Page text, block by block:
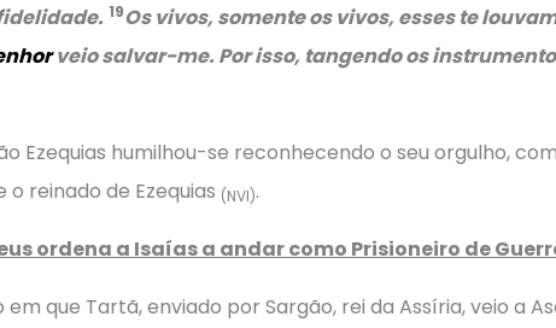
19Os vivos, somente os vivos, esses te
veio salvar-me. Por isso, tangendo os
Ezequias humilhou-se reconhecendo o seu orgulho,
reinado de Ezequias (NVI).
ordena a Isaías a andar como Prisioneiro de
em que Tartã, enviado por Sargão, rei da Assíria, veio a